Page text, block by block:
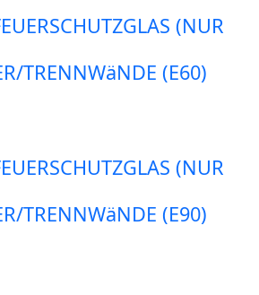
(NUR
TRENNWäNDE (E60)
(NUR
TRENNWäNDE (E90)